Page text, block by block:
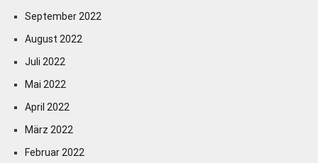
September 2022
August 2022
Juli 2022
Mai 2022
April 2022
März 2022
Februar 2022